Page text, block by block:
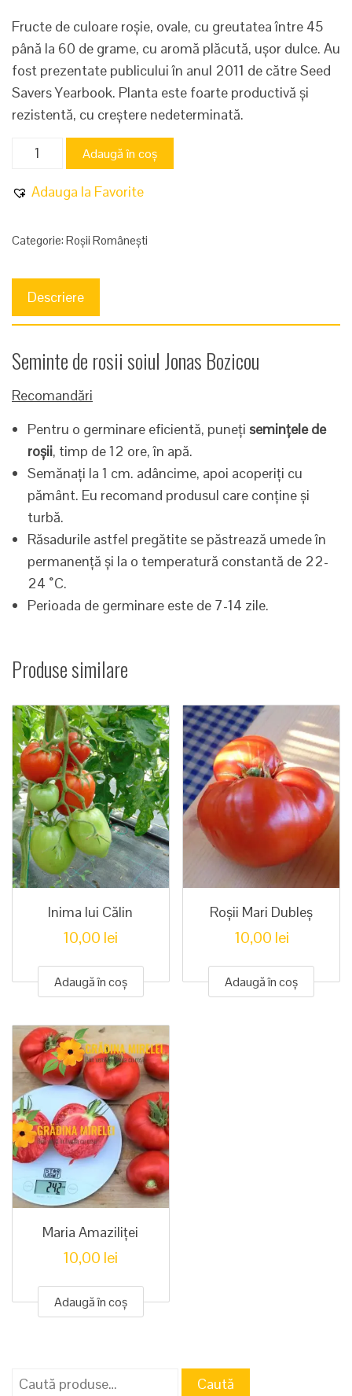
Fructe de culoare roșie, ovale, cu greutatea între 45
până la 60 de grame, cu aromă plăcută, ușor dulce. Au
fost prezentate publicului în anul 2011 de către Seed
Savers Yearbook. Planta este foarte productivă și
rezistentă, cu creștere nedeterminată.
Cantitate
Bozicou
Adaugă în coș
Adauga la Favorite
Categorie: Roșii Românești
Descriere
Seminte de rosii soiul Jonas Bozicou
Recomandări
Pentru o germinare eficientă, puneți semințele de
roșii, timp de 12 ore, în apă.
Semănați la 1 cm. adâncime, apoi acoperiți cu
pământ. Eu recomand produsul care conține și
turbă.
Răsadurile astfel pregătite se păstrează umede în
permanență și la o temperatură constantă de 22-
24 ˚C.
Perioada de germinare este de 7-14 zile.
Produse similare
Inima lui Călin
10,00 lei
Adaugă în coș
Roșii Mari Dubleș
10,00 lei
Adaugă în coș
Maria Amaziliței
10,00 lei
Adaugă în coș
Caută
Caută